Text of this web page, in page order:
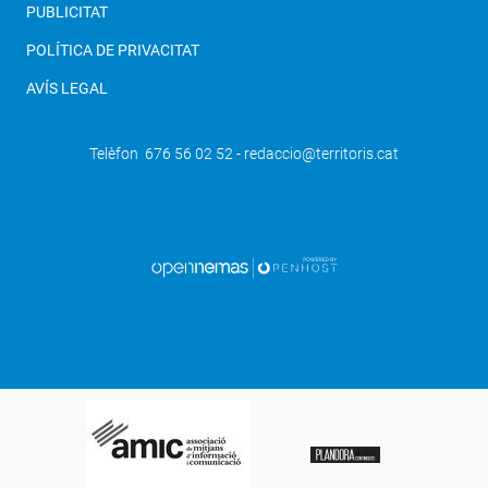
PUBLICITAT
POLÍTICA DE PRIVACITAT
AVÍS LEGAL
Telèfon 676 56 02 52 - redaccio@territoris.cat